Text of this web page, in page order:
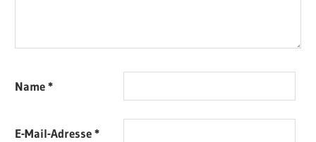
Name*
E-Mail-Adresse*